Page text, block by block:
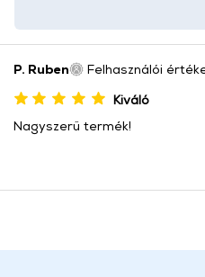
P. Ruben Felhasználói
Kiváló
Nagyszerű termék!